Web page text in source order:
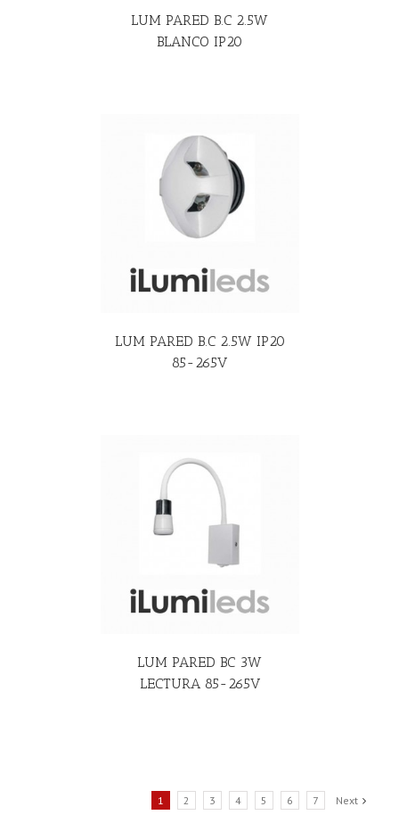
LUM PARED B.C 2.5W
BLANCO IP20
LUM PARED B.C 2.5W IP20
85-265V
LUM PARED BC 3W
LECTURA 85-265V
1 2 3 4 5 6 7 Next